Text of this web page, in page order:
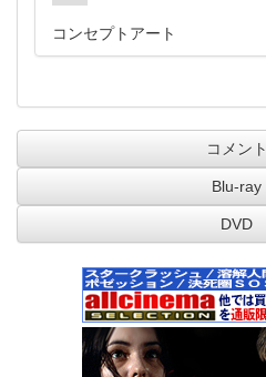
コンセプトアート
コメント
Blu-ray
DVD